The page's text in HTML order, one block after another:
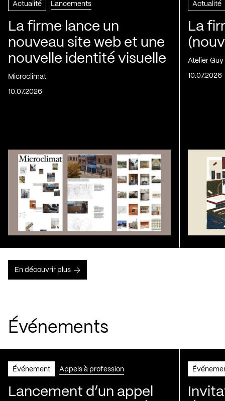
Actualité Lancements
La firme lance un
nouveau site web et une
nouvelle identité visuelle
Microclimat
10.07.2026
Actualité
La
Atelier
10.07.2026
En découvrir plus
Événements
Événement Appels à profession
Lancement d’un appel